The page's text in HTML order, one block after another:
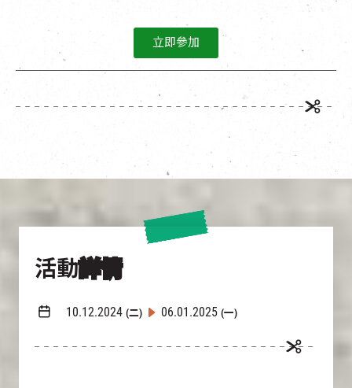
活動詳情
10.12.2024 (二) 06.01.2025 (一)
立即參加